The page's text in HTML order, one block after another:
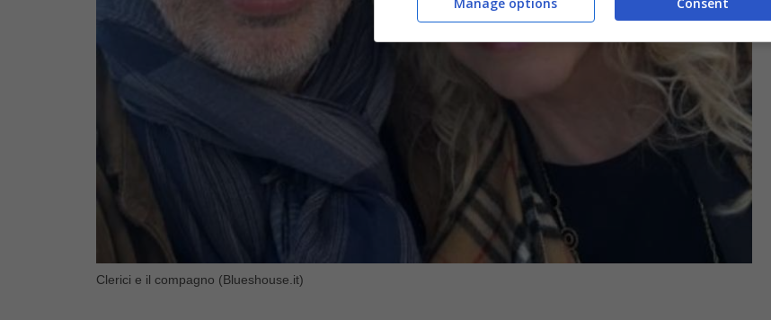
Clerici e il compagno (Blueshouse.it)